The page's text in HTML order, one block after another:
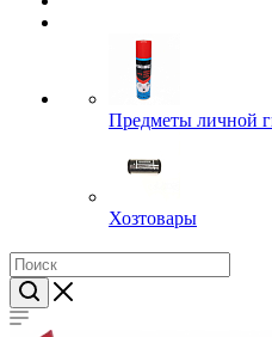
Предметы личной
Хозтовары